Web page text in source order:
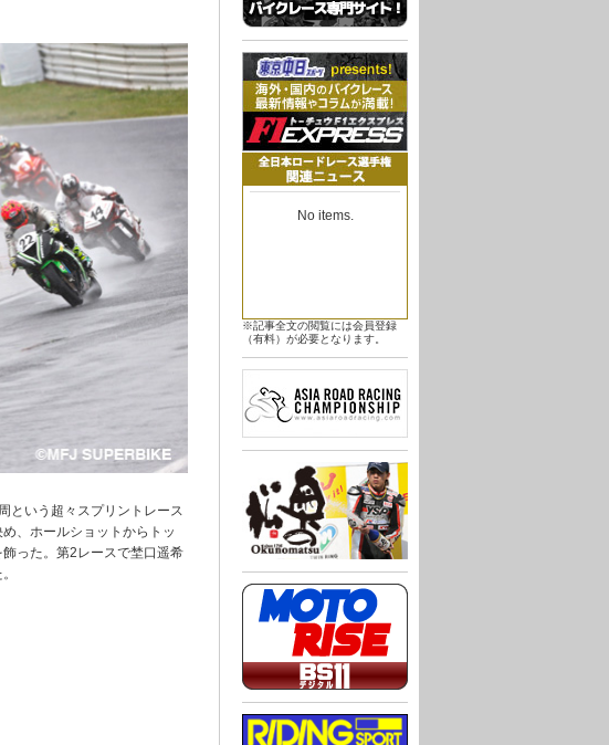
No items.
※記事全文の閲覧には会員登録
（有料）が必要となります。
という超々スプリントレース
、ホールショットからトッ
った。第2レースで埜口遥希